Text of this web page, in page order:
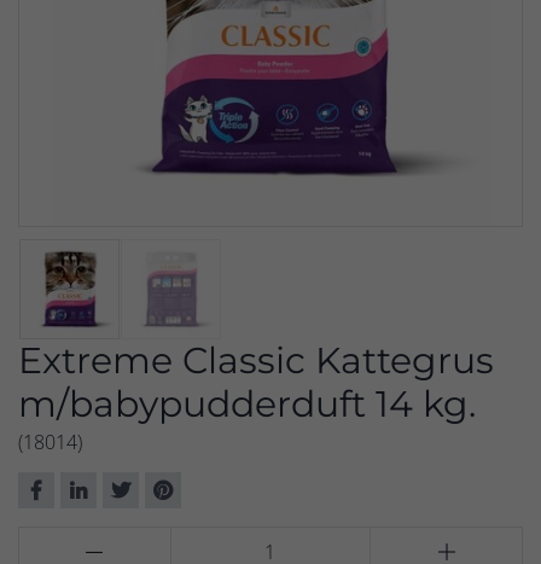
Extreme Classic Kattegrus
m/babypudderduft 14 kg.
(18014)
 